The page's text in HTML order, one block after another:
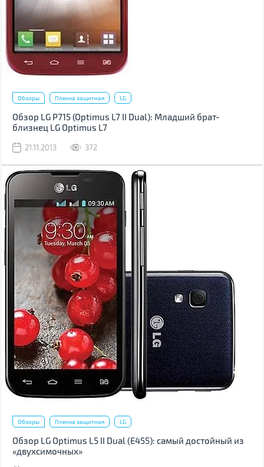
Обзоры Пленка защитная LG
Обзор LG P715 (Optimus L7 II Dual): Младший брат-
близнец LG Optimus L7
21.11.2013 372
Обзоры Пленка защитная LG
Обзор LG Optimus L5 II Dual (Е455): самый достойный из
«двухсимочных»